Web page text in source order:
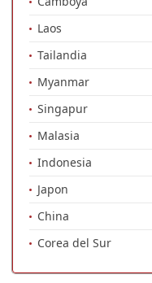
Laos
Tailandia
Myanmar
Singapur
Malasia
Indonesia
Japon
China
Corea del Sur